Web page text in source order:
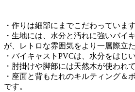
・作りは細部にまでこだわっていま
・生地には、水分と汚れに強いバ
が、レトロな雰囲気をより一層際立
・バイキャストPVCは、水分をはじ
・肘掛けや脚部には天然木が使われ
・座面と背もたれのキルティング
です。